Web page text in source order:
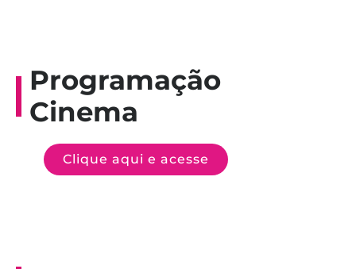
Programação
Cinema
Clique aqui e acesse